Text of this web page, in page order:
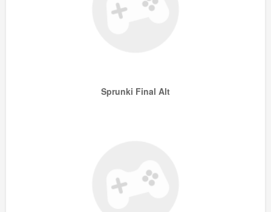
Sprunki Final Alt